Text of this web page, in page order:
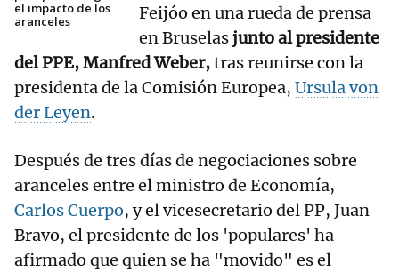
el impacto de los
aranceles
Feijóo en una rueda de prensa
en Bruselasjunto al presidente
del PPE, Manfred Weber,tras reunirse con la
presidenta de la Comisión Europea, Ursula von
der Leyen.
Después de tres días de negociaciones sobre
aranceles entre el ministro de Economía,
Carlos Cuerpo, y el vicesecretario del PP, Juan
Bravo, el presidente de los 'populares' ha
afirmado que quien se ha "movido" es el